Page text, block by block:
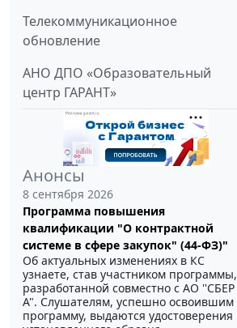
Телекоммуникационное
обновление
АНО ДПО «Образовательный
центр ГАРАНТ»
Анонсы
8 сентября 2026
Программа повышения
квалификации "О контрактной
системе в сфере закупок" (44-ФЗ)"
Об актуальных изменениях в КС
узнаете, став участником программы,
разработанной совместно с АО ''СБЕР
А". Слушателям, успешно освоившим
программу, выдаются удостоверения